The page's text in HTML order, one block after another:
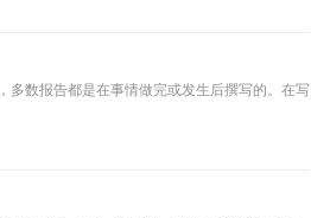
数报告都是在事情做完或发生后撰写的。在写